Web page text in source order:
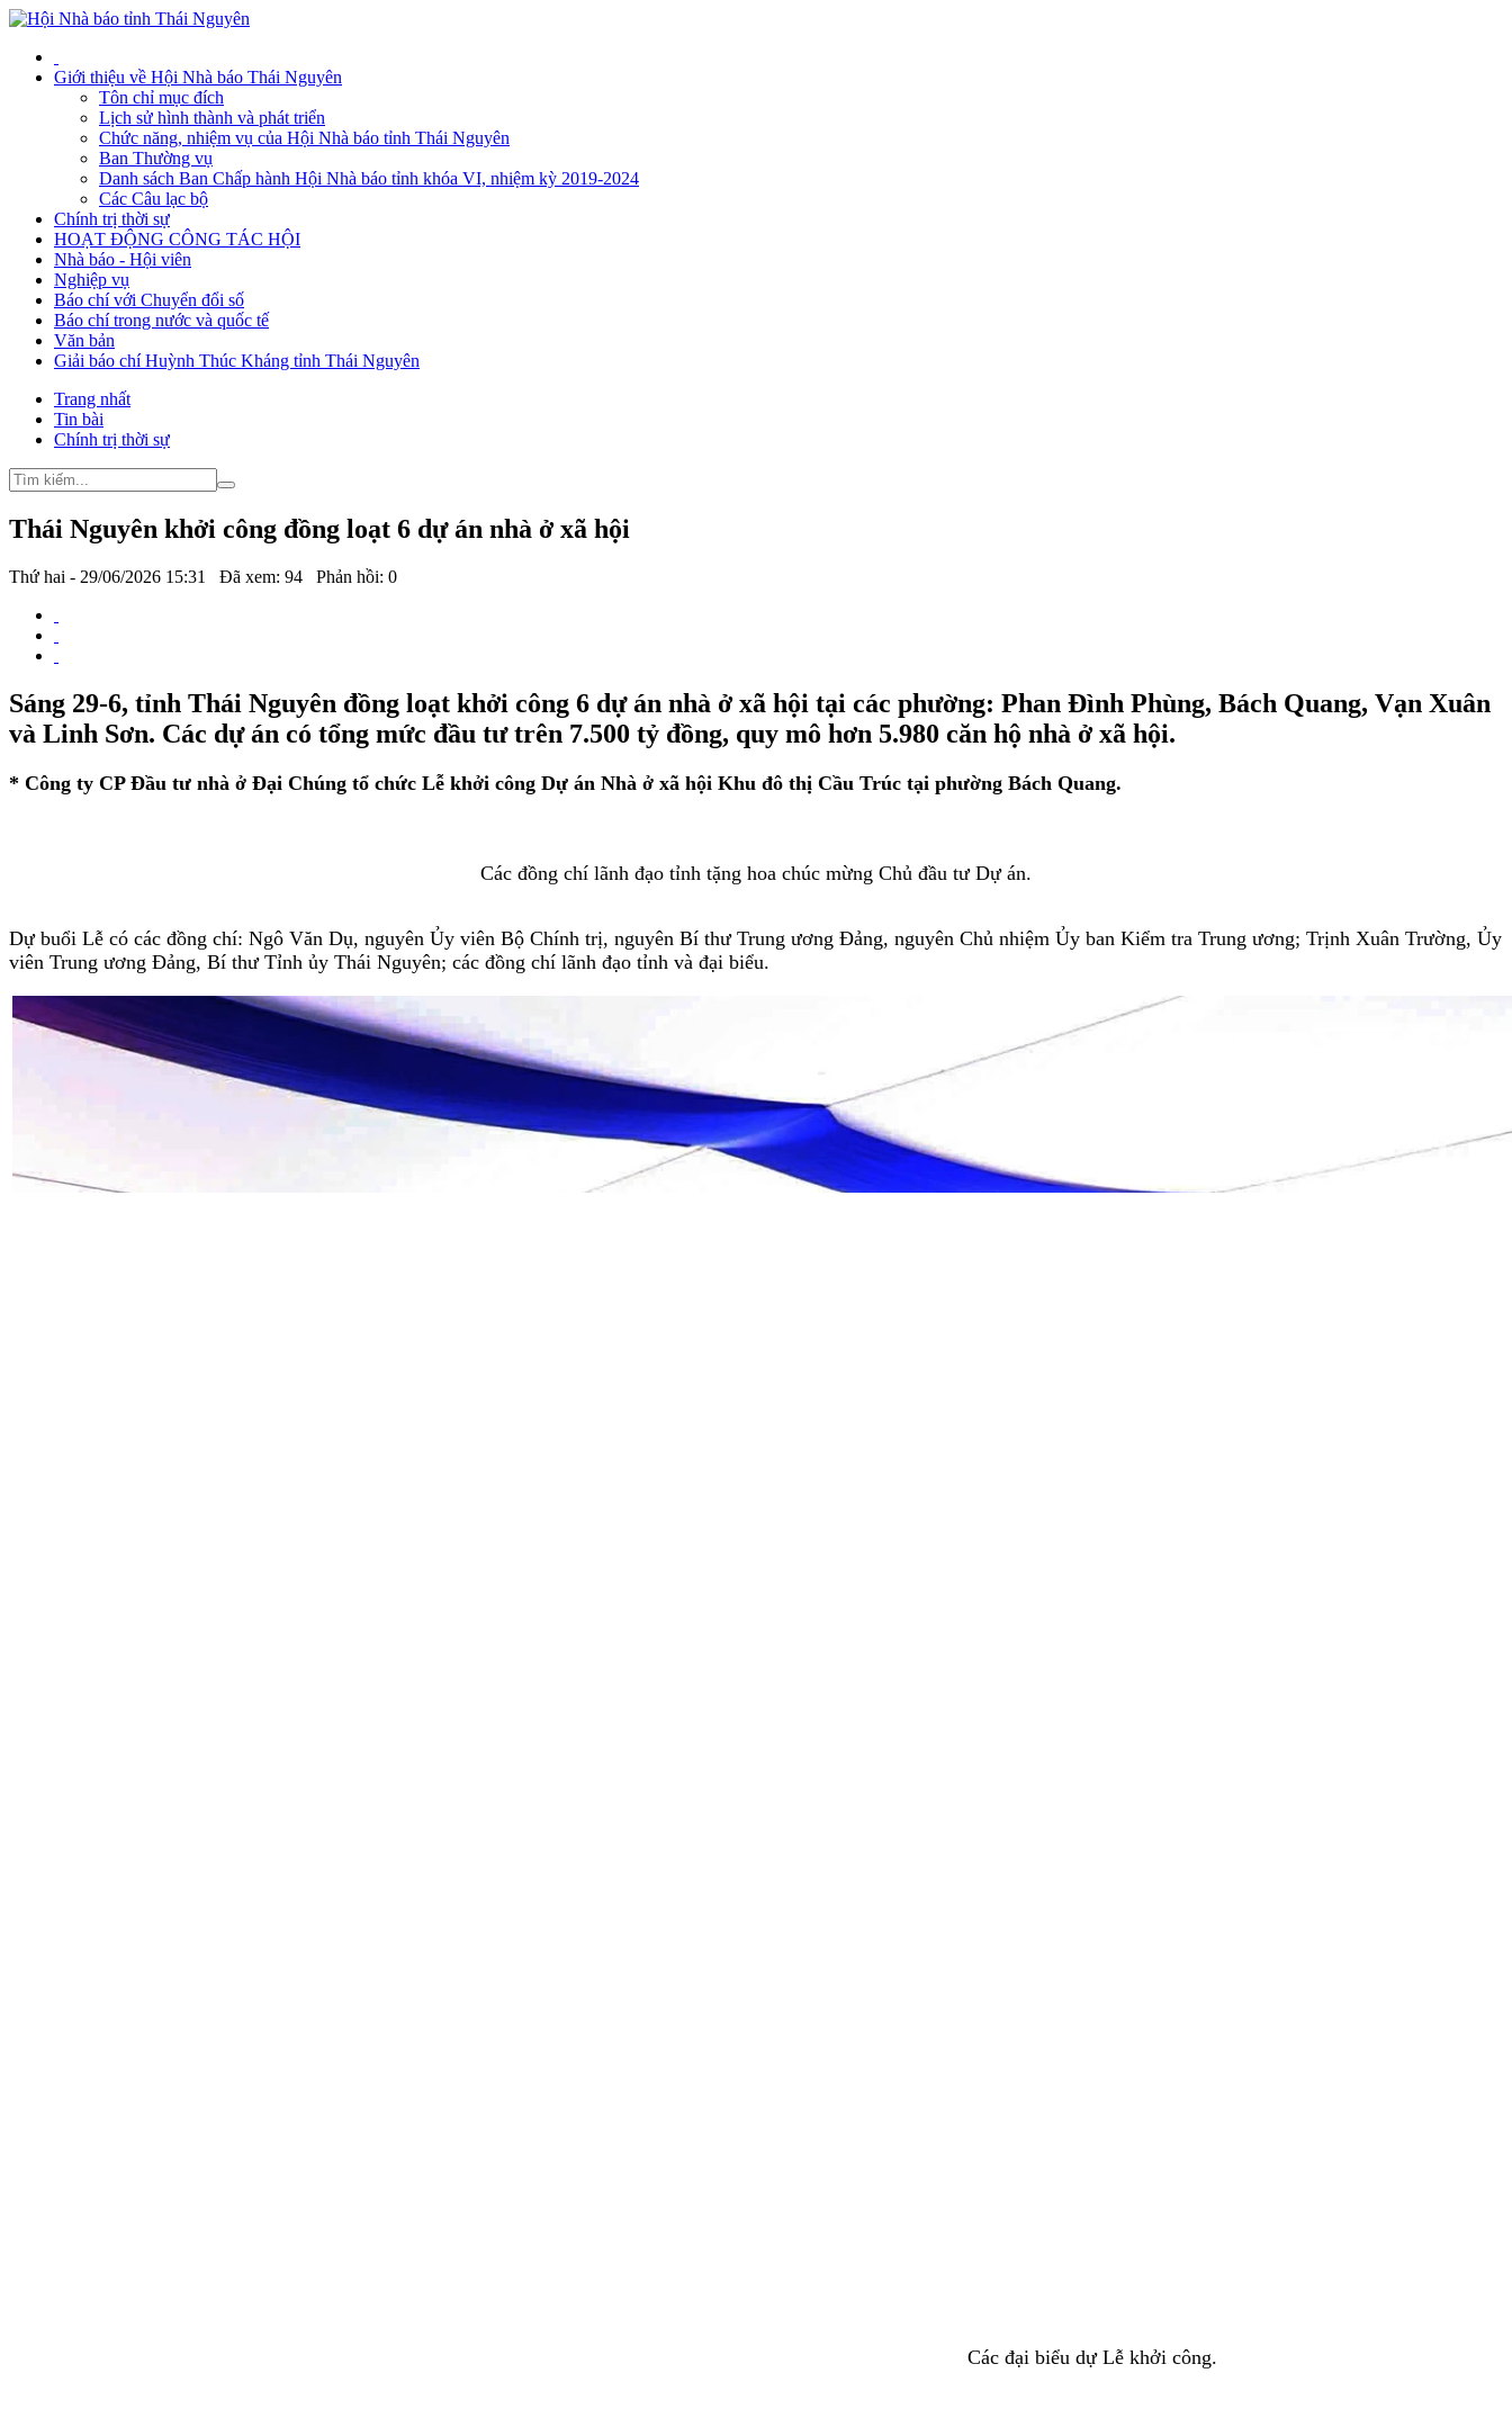
Giới thiệu về Hội Nhà báo Thái Nguyên
Tôn chỉ mục đích
Lịch sử hình thành và phát triển
Chức năng, nhiệm vụ của Hội Nhà báo tỉnh Thái Nguyên
Ban Thường vụ
Danh sách Ban Chấp hành Hội Nhà báo tỉnh khóa VI, nhiệm kỳ 2019-2024
Các Câu lạc bộ
Chính trị thời sự
HOẠT ĐỘNG CÔNG TÁC HỘI
Nhà báo - Hội viên
Nghiệp vụ
Báo chí với Chuyển đổi số
Báo chí trong nước và quốc tế
Văn bản
Giải báo chí Huỳnh Thúc Kháng tỉnh Thái Nguyên
Trang nhất
Tin bài
Chính trị thời sự
Thái Nguyên khởi công đồng loạt 6 dự án nhà ở xã hội
Thứ hai - 29/06/2026 15:31 Đã xem: 94 Phản hồi: 0
Sáng 29-6, tỉnh Thái Nguyên đồng loạt khởi công 6 dự án nhà ở xã hội tại các phường: Phan Đình Phùng, Bách Quang, Vạn Xuân
và Linh Sơn. Các dự án có tổng mức đầu tư trên 7.500 tỷ đồng, quy mô hơn 5.980 căn hộ nhà ở xã hội.
* Công ty CP Đầu tư nhà ở Đại Chúng tổ chức Lễ khởi công Dự án Nhà ở xã hội Khu đô thị Cầu Trúc tại phường Bách Quang.
Các đồng chí lãnh đạo tỉnh tặng hoa chúc mừng Chủ đầu tư Dự án.
Dự buổi Lễ có các đồng chí: Ngô Văn Dụ, nguyên Ủy viên Bộ Chính trị, nguyên Bí thư Trung ương Đảng, nguyên Chủ nhiệm Ủy ban Kiểm tra Trung ương; Trịnh Xuân Trường, Ủy
viên Trung ương Đảng, Bí thư Tỉnh ủy Thái Nguyên; các đồng chí lãnh đạo tỉnh và đại biểu.
Các đại biểu dự Lễ khởi công.